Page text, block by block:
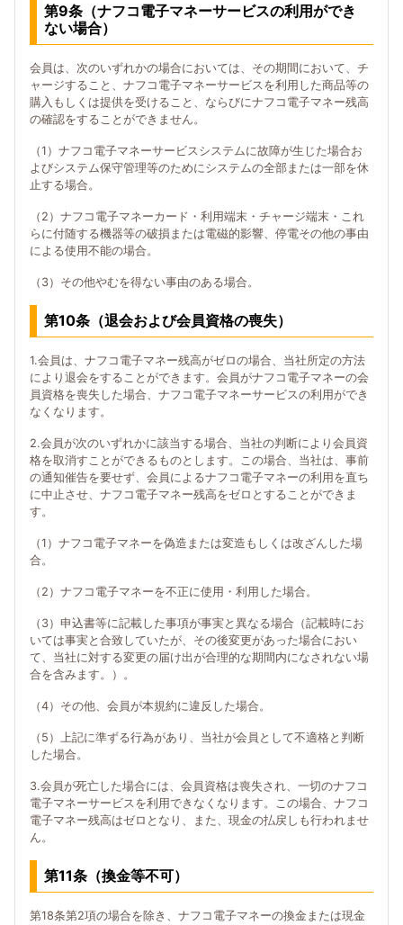
第9条（ナフコ電子マネーサービスの利用ができ
ない場合）
会員は、次のいずれかの場合においては、その期間において、チ
ャージすること、ナフコ電子マネーサービスを利用した商品等の
購入もしくは提供を受けること、ならびにナフコ電子マネー残高
の確認をすることができません。
（1）ナフコ電子マネーサービスシステムに故障が生じた場合お
よびシステム保守管理等のためにシステムの全部または一部を休
止する場合。
（2）ナフコ電子マネーカード・利用端末・チャージ端末・これ
らに付随する機器等の破損または電磁的影響、停電その他の事由
による使用不能の場合。
（3）その他やむを得ない事由のある場合。
第10条（退会および会員資格の喪失）
1.会員は、ナフコ電子マネー残高がゼロの場合、当社所定の方法
により退会をすることができます。会員がナフコ電子マネーの会
員資格を喪失した場合、ナフコ電子マネーサービスの利用ができ
なくなります。
2.会員が次のいずれかに該当する場合、当社の判断により会員資
格を取消すことができるものとします。この場合、当社は、事前
の通知催告を要せず、会員によるナフコ電子マネーの利用を直ち
に中止させ、ナフコ電子マネー残高をゼロとすることができま
す。
（1）ナフコ電子マネーを偽造または変造もしくは改ざんした場
合。
（2）ナフコ電子マネーを不正に使用・利用した場合。
（3）申込書等に記載した事項が事実と異なる場合（記載時にお
いては事実と合致していたが、その後変更があった場合におい
て、当社に対する変更の届け出が合理的な期間内になされない場
合を含みます。）。
（4）その他、会員が本規約に違反した場合。
（5）上記に準ずる行為があり、当社が会員として不適格と判断
した場合。
3.会員が死亡した場合には、会員資格は喪失され、一切のナフコ
電子マネーサービスを利用できなくなります。この場合、ナフコ
電子マネー残高はゼロとなり、また、現金の払戻しも行われませ
ん。
第11条（換金等不可）
第18条第2項の場合を除き、ナフコ電子マネーの換金または現金